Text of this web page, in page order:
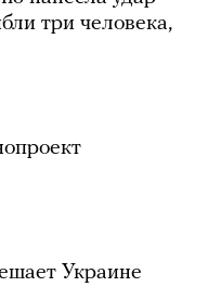
три человека,
Украине